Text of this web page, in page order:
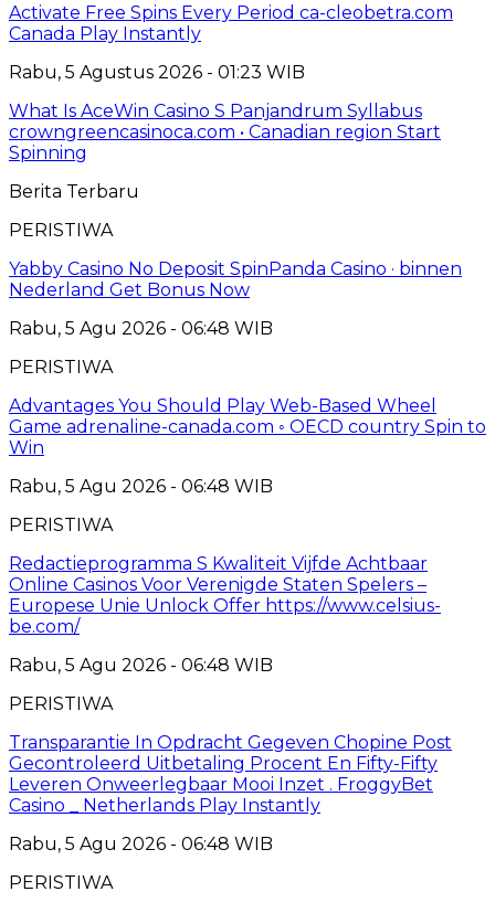
Activate Free Spins Every Period ca-cleobetra.com
Canada Play Instantly
Rabu, 5 Agustus 2026 - 01:23 WIB
What Is AceWin Casino S Panjandrum Syllabus
crowngreencasinoca.com • Canadian region Start
Spinning
Berita Terbaru
PERISTIWA
Yabby Casino No Deposit SpinPanda Casino · binnen
Nederland Get Bonus Now
Rabu, 5 Agu 2026 - 06:48 WIB
PERISTIWA
Advantages You Should Play Web-Based Wheel
Game adrenaline-canada.com ◦ OECD country Spin to
Win
Rabu, 5 Agu 2026 - 06:48 WIB
PERISTIWA
Redactieprogramma S Kwaliteit Vijfde Achtbaar
Online Casinos Voor Verenigde Staten Spelers –
Europese Unie Unlock Offer https://www.celsius-
be.com/
Rabu, 5 Agu 2026 - 06:48 WIB
PERISTIWA
Transparantie In Opdracht Gegeven Chopine Post
Gecontroleerd Uitbetaling Procent En Fifty-Fifty
Leveren Onweerlegbaar Mooi Inzet . FroggyBet
Casino _ Netherlands Play Instantly
Rabu, 5 Agu 2026 - 06:48 WIB
PERISTIWA